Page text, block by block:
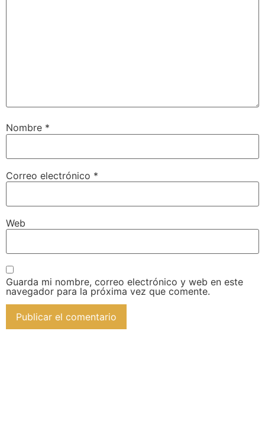
Nombre *
Correo electrónico *
Web
Guarda mi nombre, correo electrónico y web en este
navegador para la próxima vez que comente.